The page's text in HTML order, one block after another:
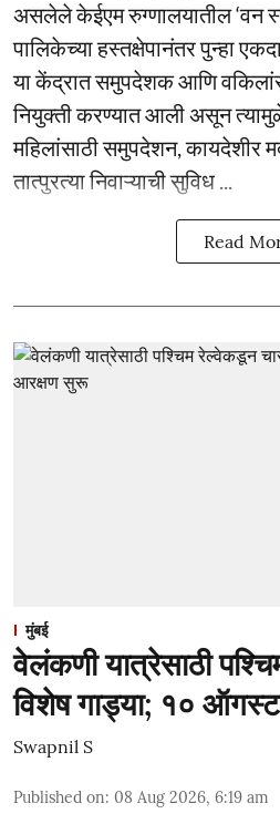
असलेले केईएम रुग्णालयातील ‘वन
पालिकेच्या हस्तक्षेपानंतर पुन्हा
या केंद्रात समुपदेशक आणि
नियुक्ती करण्यात आली असून त्यामुळे
महिलांसाठी समुपदेशन, कायदेशीर
तात्पुरत्या निवाऱ्याची सुविध ...
Read
मुंबई
वेलंकणी यात्रेसाठी
विशेष गाड्या; १०
Swapnil S
Published on: 08 Aug 2026, 6:19 am